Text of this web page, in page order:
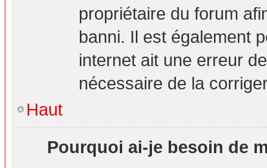
propriétaire du forum
banni. Il est également
internet ait une erreur
nécessaire de la
Haut
Pourquoi ai-je besoin de